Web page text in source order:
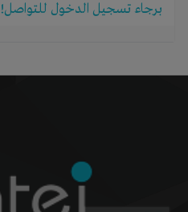
برجاء تسجيل الدخول للتواصل!